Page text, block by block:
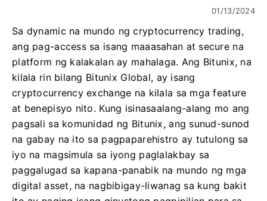
01/13/2024
Sa dynamic na mundo ng cryptocurrency trading,
ang pag-access sa isang maaasahan at secure na
platform ng kalakalan ay mahalaga. Ang Bitunix, na
kilala rin bilang Bitunix Global, ay isang
cryptocurrency exchange na kilala sa mga feature
at benepisyo nito. Kung isinasaalang-alang mo ang
pagsali sa komunidad ng Bitunix, ang sunud-sunod
na gabay na ito sa pagpaparehistro ay tutulong sa
iyo na magsimula sa iyong paglalakbay sa
paggalugad sa kapana-panabik na mundo ng mga
digital asset, na nagbibigay-liwanag sa kung bakit